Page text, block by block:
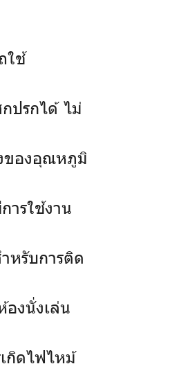
ใช้
ปรกได้ ไม่
ของอุณหภูมิ
ารใช้งาน
หรับการติด
องนั่งเล่น
กิดไฟไหม้